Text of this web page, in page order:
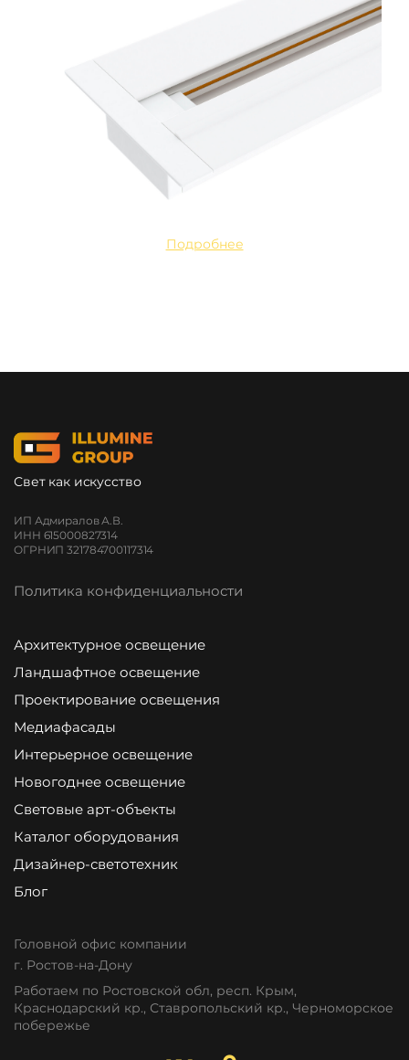
Подробнее
Свет как искусство
ИП Адмиралов А.В.
ИНН 615000827314
ОГРНИП 321784700117314
Политика конфиденциальности
Архитектурное освещение
Ландшафтное освещение
Проектирование освещения
Медиафасады
Интерьерное освещение
Новогоднее освещение
Световые арт-объекты
Каталог оборудования
Дизайнер-светотехник
Блог
Головной офис компании
г. Ростов-на-Дону
Работаем по Ростовской обл, респ. Крым,
Краснодарский кр., Ставропольский кр., Черноморское
побережье